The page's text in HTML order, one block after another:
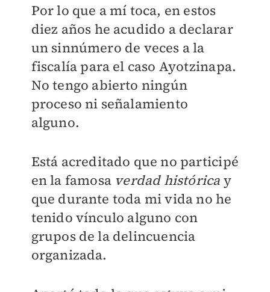
Por lo que a mí toca, en estos
diez años he acudido a declarar
un sinnúmero de veces a la
fiscalía para el caso Ayotzinapa.
No tengo abierto ningún
proceso ni señalamiento
alguno.
Está acreditado que no participé
en la famosa verdad histórica y
que durante toda mi vida no he
tenido vínculo alguno con
grupos de la delincuencia
organizada.